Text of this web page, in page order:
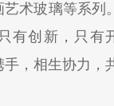
术玻璃等系列
有创新，只有
，相生协力，